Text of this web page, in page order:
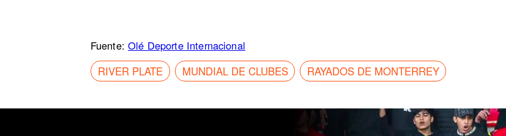
Fuente:Olé Deporte Internacional
RIVER PLATE
MUNDIAL DE CLUBES RAYADOS DE MONTERREY